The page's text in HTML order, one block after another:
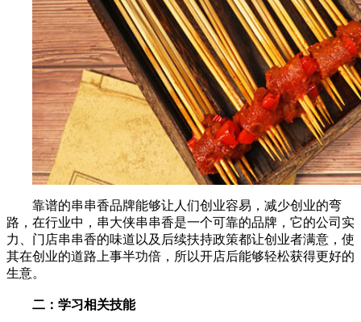
靠谱的串串香品牌能够让人们创业容易，减少创业的弯
路，在行业中，串大侠串串香是一个可靠的品牌，它的公司实
力、门店串串香的味道以及后续扶持政策都让创业者满意，使
其在创业的道路上事半功倍，所以开店后能够轻松获得更好的
生意。
二：学习相关技能